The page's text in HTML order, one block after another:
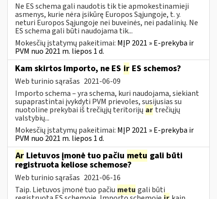
Ne ES schema gali naudotis tik tie apmokestinamieji
asmenys, kurie nėra įsikūrę Europos Sąjungoje, t. y.
neturi Europos Sąjungoje nei buveinės, nei padalinių. Ne
ES schema gali būti naudojama tik...
Mokesčių įstatymų pakeitimai: MĮP 2021 » E-prekyba ir
PVM nuo 2021 m. liepos 1 d.
Kam skirtos Importo, ne ES ir ES schemos?
Web turinio sąrašas 2021-06-09
Importo schema – yra schema, kuri naudojama, siekiant
supaprastintai įvykdyti PVM prievoles, susijusias su
nuotoline prekybai iš trečiųjų teritorijų ar trečiųjų
valstybių...
Mokesčių įstatymų pakeitimai: MĮP 2021 » E-prekyba ir
PVM nuo 2021 m. liepos 1 d.
Ar Lietuvos įmonė tuo pačiu metu gali būti
registruota keliose schemose?
Web turinio sąrašas 2021-06-16
Taip. Lietuvos įmonė tuo pačiu metu gali būti